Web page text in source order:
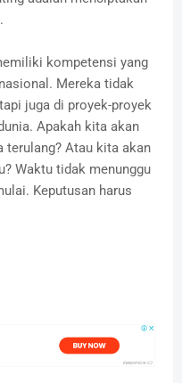
kompetensi yang
Mereka tidak
juga di proyek-proyek
Apakah kita akan
terulang? Atau kita akan
Waktu tidak menunggu
Keputusan harus